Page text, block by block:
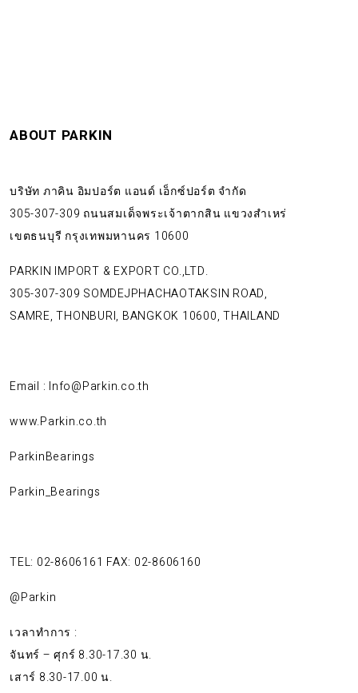
ABOUT PARKIN
บริษัท ภาคิน อิมปอร์ต แอนด์ เอ็กซ์ปอร์ต จำกัด
305-307-309 ถนนสมเด็จพระเจ้าตากสิน แขวงสำเหร่
เขตธนบุรี กรุงเทพมหานคร 10600
PARKIN IMPORT & EXPORT CO.,LTD.
305-307-309 SOMDEJPHACHAOTAKSIN ROAD,
SAMRE, THONBURI, BANGKOK 10600, THAILAND
Email : Info@Parkin.co.th
www.Parkin.co.th
ParkinBearings
Parkin_Bearings
TEL: 02-8606161 FAX: 02-8606160
@Parkin
เวลาทำการ :
จันทร์ – ศุกร์ 8.30-17.30 น.
เสาร์ 8.30-17.00 น.